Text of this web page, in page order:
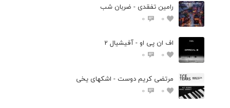
رامین تفقدی - ضربان شب
0
0
اف ان پی او - آفیشیال 2
0
0
مرتضی کریم دوست - اشکهای یخی
0
0